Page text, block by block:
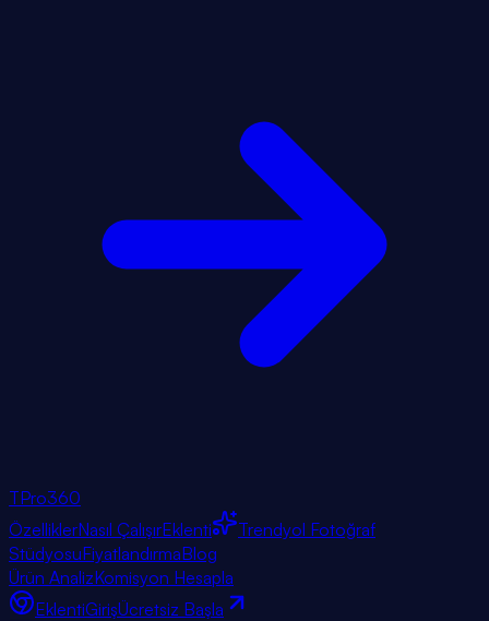
TPro360
ÖzelliklerNasıl ÇalışırEklenti
Trendyol Fotoğraf
StüdyosuFiyatlandırmaBlog
Ürün AnalizKomisyon Hesapla
EklentiGirişÜcretsiz Başla